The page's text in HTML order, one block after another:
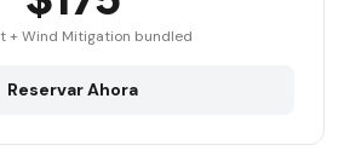
+ Wind Mitigation bundled
Reservar Ahora